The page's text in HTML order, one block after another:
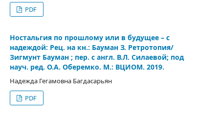
PDF
Ностальгия по прошлому или в будущее – с
надеждой: Рец. на кн.: Бауман З. Ретротопия/
Зигмунт Бауман ; пер. с англ. В.Л. Силаевой; под
науч. ред. О.А. Оберемко. М.: ВЦИОМ. 2019.
Надежда Гегамовна Багдасарьян
PDF